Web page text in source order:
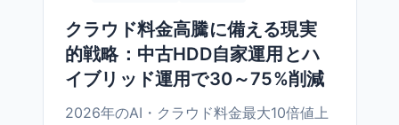
クラウド料金高騰に備える現実
的戦略：中古HDD自家運用とハ
イブリッド運用で30～75%削減
2026年のAI・クラウド料金最大10倍値上